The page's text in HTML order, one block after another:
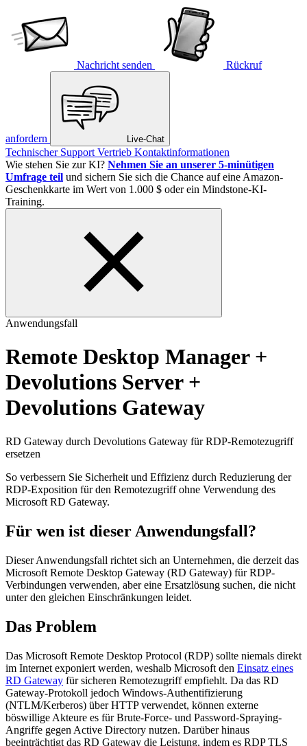
Nachricht senden Rückruf
anfordern Live-Chat
Technischer Support Vertrieb Kontaktinformationen
Wie stehen Sie zur KI? Nehmen Sie an unserer 5-minütigen
Umfrage teil und sichern Sie sich die Chance auf eine Amazon-
Geschenkkarte im Wert von 1.000 $ oder ein Mindstone-KI-
Training.
Anwendungsfall
Remote Desktop Manager +
Devolutions Server +
Devolutions Gateway
RD Gateway durch Devolutions Gateway für RDP-Remotezugriff
ersetzen
So verbessern Sie Sicherheit und Effizienz durch Reduzierung der
RDP-Exposition für den Remotezugriff ohne Verwendung des
Microsoft RD Gateway.
Für wen ist dieser Anwendungsfall?
Dieser Anwendungsfall richtet sich an Unternehmen, die derzeit das
Microsoft Remote Desktop Gateway (RD Gateway) für RDP-
Verbindungen verwenden, aber eine Ersatzlösung suchen, die nicht
unter den gleichen Einschränkungen leidet.
Das Problem
Das Microsoft Remote Desktop Protocol (RDP) sollte niemals direkt
im Internet exponiert werden, weshalb Microsoft den Einsatz eines
RD Gateway für sicheren Remotezugriff empfiehlt. Da das RD
Gateway-Protokoll jedoch Windows-Authentifizierung
(NTLM/Kerberos) über HTTP verwendet, können externe
böswillige Akteure es für Brute-Force- und Password-Spraying-
Angriffe gegen Active Directory nutzen. Darüber hinaus
beeinträchtigt das RD Gateway die Leistung, indem es RDP TLS